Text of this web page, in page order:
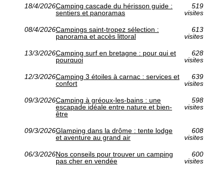
18/4/2026Camping cascade du hérisson guide :
sentiers et panoramas
519
visites
08/4/2026Campings saint-tropez sélection :
panorama et accès littoral
613
visites
13/3/2026Camping surf en bretagne : pour qui et
pourquoi
628
visites
12/3/2026Camping 3 étoiles à carnac : services et
confort
639
visites
09/3/2026Camping à gréoux-les-bains : une
escapade idéale entre nature et bien-
être
598
visites
09/3/2026Glamping dans la drôme : tente lodge
et aventure au grand air
608
visites
06/3/2026Nos conseils pour trouver un camping
pas cher en vendée
600
visites